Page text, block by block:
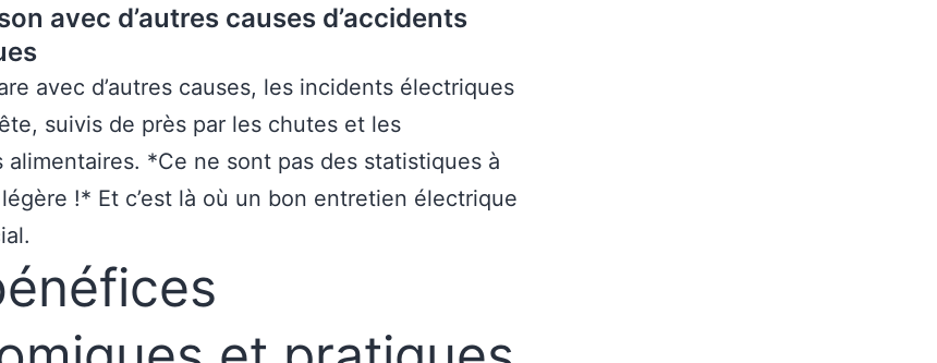
avec d’autres causes d’accidents
avec d’autres causes, les incidents électriques
suivis de près par les chutes et les
alimentaires. *Ce ne sont pas des statistiques à
!* Et c’est là où un bon entretien électrique